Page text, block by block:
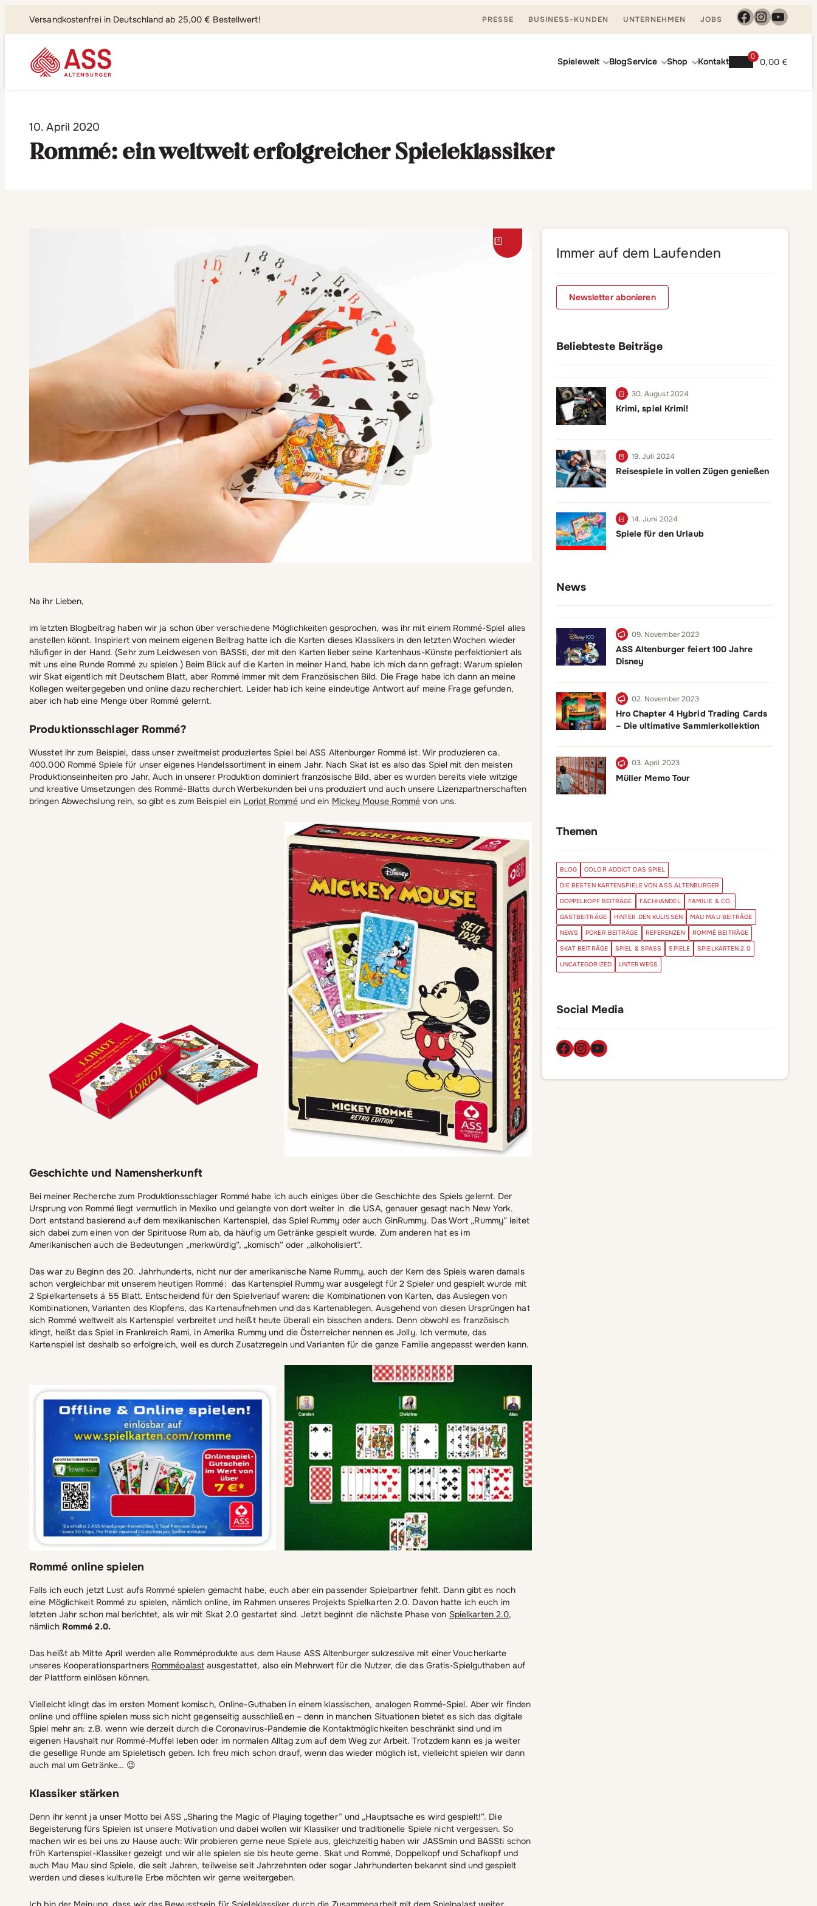
Versandkostenfrei in Deutschland ab 25,00 € Bestellwert! PRESSE BUSINESS-KUNDEN UNTERNEHMEN JOBS Facebook
Spielewelt BlogService Shop Kontakt 0
0,00 €
10. April 2020
Rommé: ein weltweit erfolgreicher Spieleklassiker
Na ihr Lieben,
im letzten Blogbeitrag haben wir ja schon über verschiedene Möglichkeiten gesprochen, was ihr mit einem Rommé-Spiel alles
anstellen könnt. Inspiriert von meinem eigenen Beitrag hatte ich die Karten dieses Klassikers in den letzten Wochen wieder
häufiger in der Hand. (Sehr zum Leidwesen von BASSti, der mit den Karten lieber seine Kartenhaus-Künste perfektioniert als
mit uns eine Runde Rommé zu spielen.) Beim Blick auf die Karten in meiner Hand, habe ich mich dann gefragt: Warum spielen
wir Skat eigentlich mit Deutschem Blatt, aber Rommé immer mit dem Französischen Bild. Die Frage habe ich dann an meine
Kollegen weitergegeben und online dazu recherchiert. Leider hab ich keine eindeutige Antwort auf meine Frage gefunden,
aber ich hab eine Menge über Rommé gelernt.
Produktionsschlager Rommé?
Wusstet ihr zum Beispiel, dass unser zweitmeist produziertes Spiel bei ASS Altenburger Rommé ist. Wir produzieren ca.
400.000 Rommé Spiele für unser eigenes Handelssortiment in einem Jahr. Nach Skat ist es also das Spiel mit den meisten
Produktionseinheiten pro Jahr. Auch in unserer Produktion dominiert französische Bild, aber es wurden bereits viele witzige
und kreative Umsetzungen des Rommé-Blatts durch Werbekunden bei uns produziert und auch unsere Lizenzpartnerschaften
bringen Abwechslung rein, so gibt es zum Beispiel ein Loriot Romméund ein Mickey Mouse Rommé von uns.
Geschichte und Namensherkunft
Bei meiner Recherche zum Produktionsschlager Rommé habe ich auch einiges über die Geschichte des Spiels gelernt. Der
Ursprung von Rommé liegt vermutlich in Mexiko und gelangte von dort weiter in die USA, genauer gesagt nach New York.
Dort entstand basierend auf dem mexikanischen Kartenspiel, das Spiel Rummy oder auch GinRummy. Das Wort „Rummy“ leitet
sich dabei zum einen von der Spirituose Rum ab, da häufig um Getränke gespielt wurde. Zum anderen hat es im
Amerikanischen auch die Bedeutungen „merkwürdig“, „komisch“ oder „alkoholisiert“.
Das war zu Beginn des 20. Jahrhunderts, nicht nur der amerikanische Name Rummy, auch der Kern des Spiels waren damals
schon vergleichbar mit unserem heutigen Rommé: das Kartenspiel Rummy war ausgelegt für 2 Spieler und gespielt wurde mit
2 Spielkartensets á 55 Blatt. Entscheidend für den Spielverlauf waren: die Kombinationen von Karten, das Auslegen von
Kombinationen, Varianten des Klopfens, das Kartenaufnehmen und das Kartenablegen. Ausgehend von diesen Ursprüngen hat
sich Rommé weltweit als Kartenspiel verbreitet und heißt heute überall ein bisschen anders. Denn obwohl es französisch
klingt, heißt das Spiel in Frankreich Rami, in Amerika Rummy und die Österreicher nennen es Jolly. Ich vermute, das
Kartenspiel ist deshalb so erfolgreich, weil es durch Zusatzregeln und Varianten für die ganze Familie angepasst werden kann.
Rommé online spielen
Falls ich euch jetzt Lust aufs Rommé spielen gemacht habe, euch aber ein passender Spielpartner fehlt. Dann gibt es noch
eine Möglichkeit Rommé zu spielen, nämlich online, im Rahmen unseres Projekts Spielkarten 2.0. Davon hatte ich euch im
letzten Jahr schon mal berichtet, als wir mit Skat 2.0 gestartet sind. Jetzt beginnt die nächste Phase von Spielkarten 2.0,
nämlich Rommé 2.0.
Das heißt ab Mitte April werden alle Romméprodukte aus dem Hause ASS Altenburger sukzessive mit einer Voucherkarte
unseres Kooperationspartners Rommépalast ausgestattet, also ein Mehrwert für die Nutzer, die das Gratis-Spielguthaben auf
der Plattform einlösen können.
Vielleicht klingt das im ersten Moment komisch, Online-Guthaben in einem klassischen, analogen Rommé-Spiel. Aber wir finden
online und offline spielen muss sich nicht gegenseitig ausschließen – denn in manchen Situationen bietet es sich das digitale
Spiel mehr an: z.B. wenn wie derzeit durch die Coronavirus-Pandemie die Kontaktmöglichkeiten beschränkt sind und im
eigenen Haushalt nur Rommé-Muffel leben oder im normalen Alltag zum auf dem Weg zur Arbeit. Trotzdem kann es ja weiter
die gesellige Runde am Spieletisch geben. Ich freu mich schon drauf, wenn das wieder möglich ist, vielleicht spielen wir dann
auch mal um Getränke… 😉
Klassiker stärken
Denn ihr kennt ja unser Motto bei ASS „Sharing the Magic of Playing together” und „Hauptsache es wird gespielt!“. Die
Begeisterung fürs Spielen ist unsere Motivation und dabei wollen wir Klassiker und traditionelle Spiele nicht vergessen. So
machen wir es bei uns zu Hause auch: Wir probieren gerne neue Spiele aus, gleichzeitig haben wir JASSmin und BASSti schon
früh Kartenspiel-Klassiker gezeigt und wir alle spielen sie bis heute gerne. Skat und Rommé, Doppelkopf und Schafkopf und
auch Mau Mau sind Spiele, die seit Jahren, teilweise seit Jahrzehnten oder sogar Jahrhunderten bekannt sind und gespielt
werden und dieses kulturelle Erbe möchten wir gerne weitergeben.
Immer auf dem Laufenden
Newsletter abonieren
Beliebteste Beiträge
30. August 2024
Krimi, spiel Krimi!
19. Juli 2024
Reisespiele in vollen Zügen genießen
14. Juni 2024
Spiele für den Urlaub
News
09. November 2023
ASS Altenburger feiert 100 Jahre
Disney
02. November 2023
Hro Chapter 4 Hybrid Trading Cards
– Die ultimative Sammlerkollektion
03. April 2023
Müller Memo Tour
Themen
BLOG
COLOR ADDICT DAS SPIEL
DIE BESTEN KARTENSPIELE VON ASS ALTENBURGER
DOPPELKOPF BEITRÄGE
FACHHANDEL
FAMILIE & CO.
GASTBEITRÄGE
HINTER DEN KULISSEN
MAU MAU BEITRÄGE
NEWS
POKER BEITRÄGE REFERENZEN
ROMMÉ BEITRÄGE
SKAT BEITRÄGE
SPIEL & SPASS SPIELE
SPIELKARTEN 2.0
UNCATEGORIZED
UNTERWEGS
Social Media
Facebook
Instagram
YouTube